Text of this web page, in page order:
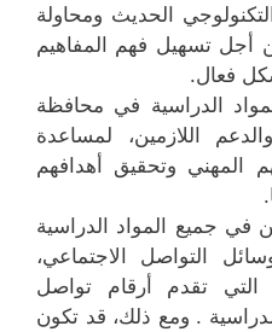
الحديث ومحاولة
أجل تسهيل فهم المفاهيم
فعال.
الدراسية في محافظة
اللازمين، لمساعدة
المهني وتحقيق أهدافهم
جميع المواد الدراسية
التواصل الاجتماعي،
التي تقدم أرقام تواصل
. ومع ذلك، قد تكون